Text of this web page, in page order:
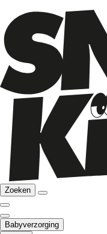
Zoeken
Babyverzorging